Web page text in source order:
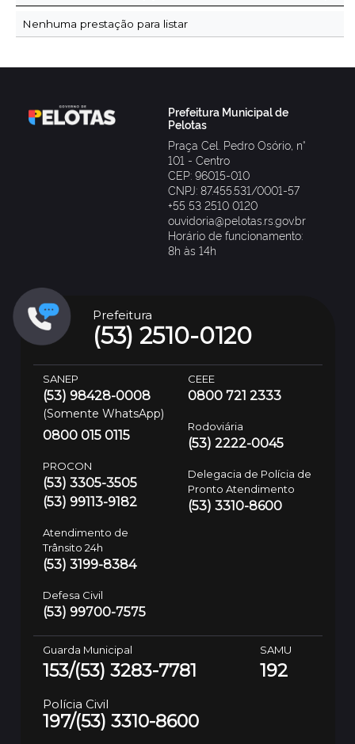
Nenhuma prestação para listar
Prefeitura Municipal de
Pelotas
Praça Cel. Pedro Osório, n°
101 - Centro
CEP: 96015-010
CNPJ: 87.455.531/0001-57
+55 53 2510 0120
ouvidoria@pelotas.rs.gov.br
Horário de funcionamento:
8h às 14h
Prefeitura
(53) 2510-0120
SANEP
(53) 98428-0008
(Somente WhatsApp)
0800 015 0115
PROCON
(53) 3305-3505
(53) 99113-9182
Atendimento de
Trânsito 24h
(53) 3199-8384
Defesa Civil
(53) 99700-7575
CEEE
0800 721 2333
Rodoviária
(53) 2222-0045
Delegacia de Polícia de
Pronto Atendimento
(53) 3310-8600
Guarda Municipal
153/(53) 3283-7781
SAMU
192
Polícia Civil
197/(53) 3310-8600